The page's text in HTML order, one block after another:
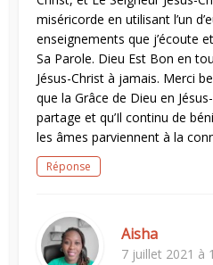
miséricorde en utilisant l’un
enseignements que j’écoute
Sa Parole. Dieu Est Bon en
Jésus-Christ à jamais. Merci
que la Grâce de Dieu en
partage et qu’Il continu de
les âmes parviennent à la
Réponse
Aisha
7 juillet 2021 à